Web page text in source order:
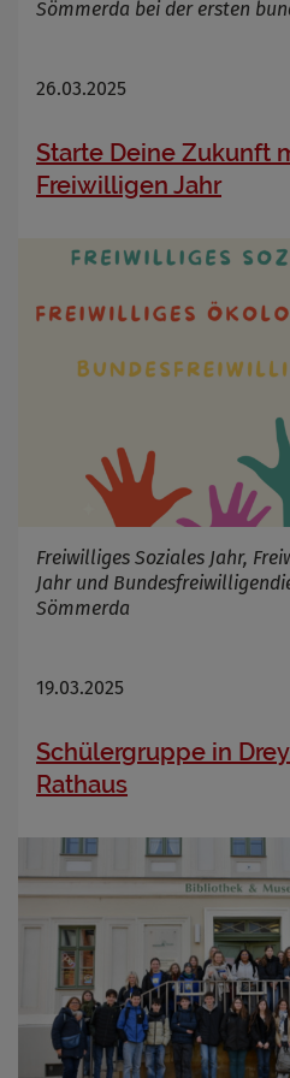
Sömmerda bei der ersten
26.03.2025
Starte Deine Zukunft
Freiwilligen Jahr
Freiwilliges Soziales Jahr,
Jahr und
Sömmerda
19.03.2025
Schülergruppe in
Rathaus